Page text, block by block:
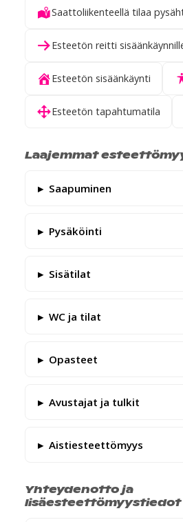
Saattoliikenteellä tilaa
Esteetön reitti
Esteetön sisäänkäynti
Esteetön tapahtumatila
Laajemmat
Saapuminen
Pysäköinti
Sisätilat
WC ja tilat
Opasteet
Avustajat ja tulkit
Aistiesteettömyys
Yhteydenotto ja
lisäesteettömyystiedot